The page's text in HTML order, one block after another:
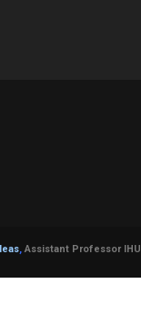
, Assistant Professor IHU